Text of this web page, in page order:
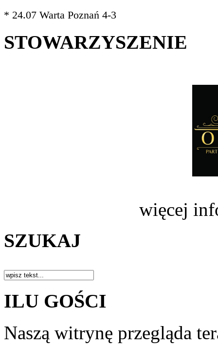
* 24.07 Warta Poznań 4-3
STOWARZYSZENIE
więcej
SZUKAJ
ILU GOŚCI
Naszą witrynę przegląda